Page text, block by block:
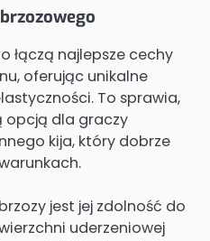
łączą najlepsze cechy
oferując unikalne
To sprawia,
opcją dla graczy
kija, który dobrze
jest jej zdolność do
uderzeniowej